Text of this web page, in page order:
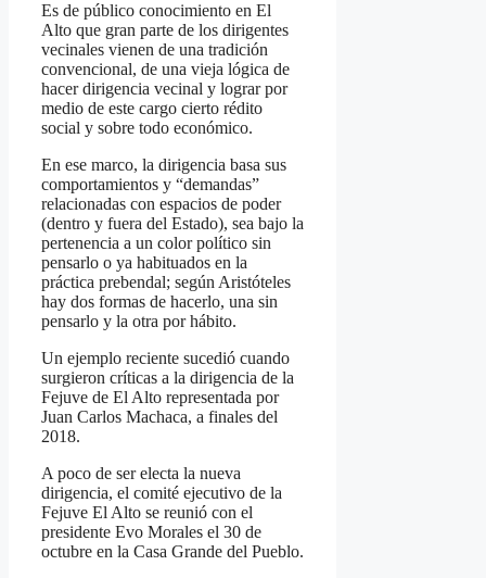
Es de público conocimiento en El
Alto que gran parte de los dirigentes
vecinales vienen de una tradición
convencional, de una vieja lógica de
hacer dirigencia vecinal y lograr por
medio de este cargo cierto rédito
social y sobre todo económico.
En ese marco, la dirigencia basa sus
comportamientos y “demandas”
relacionadas con espacios de poder
(dentro y fuera del Estado), sea bajo la
pertenencia a un color político sin
pensarlo o ya habituados en la
práctica prebendal; según Aristóteles
hay dos formas de hacerlo, una sin
pensarlo y la otra por hábito.
Un ejemplo reciente sucedió cuando
surgieron críticas a la dirigencia de la
Fejuve de El Alto representada por
Juan Carlos Machaca, a finales del
2018.
A poco de ser electa la nueva
dirigencia, el comité ejecutivo de la
Fejuve El Alto se reunió con el
presidente Evo Morales el 30 de
octubre en la Casa Grande del Pueblo.